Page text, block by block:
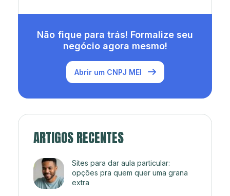
Não fique para trás! Formalize seu
negócio agora mesmo!
Abrir um CNPJ MEI
ARTIGOS RECENTES
Sites para dar aula particular:
opções pra quem quer uma grana
extra